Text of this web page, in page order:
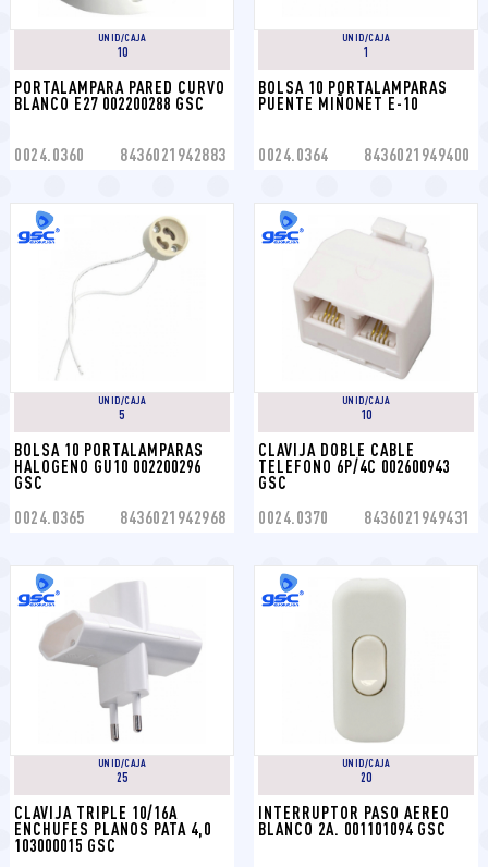
UNID/CAJA
10
PORTALAMPARA PARED CURVO
BLANCO E27 002200288 GSC
0024.0360 8436021942883
UNID/CAJA
1
BOLSA 10 PORTALAMPARAS
PUENTE MIÑONET E-10
0024.0364 8436021949400
UNID/CAJA
5
BOLSA 10 PORTALAMPARAS
HALOGENO GU10 002200296
GSC
0024.0365 8436021942968
UNID/CAJA
10
CLAVIJA DOBLE CABLE
TELEFONO 6P/4C 002600943
GSC
0024.0370 8436021949431
UNID/CAJA
25
CLAVIJA TRIPLE 10/16A
ENCHUFES PLANOS PATA 4,0
103000015 GSC
UNID/CAJA
20
INTERRUPTOR PASO AEREO
BLANCO 2A. 001101094 GSC